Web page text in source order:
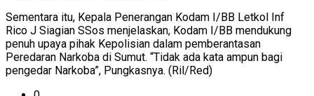
Sementara itu, Kepala Penerangan Kodam I/BB Letkol Inf
Rico J Siagian SSos menjelaskan, Kodam I/BB mendukung
penuh upaya pihak Kepolisian dalam pemberantasan
Peredaran Narkoba di Sumut. “Tidak ada kata ampun bagi
pengedar Narkoba”, Pungkasnya. (Ril/Red)